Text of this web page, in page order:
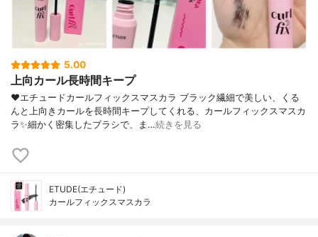
5.00
上向カール長時間キープ
❤︎エチュードカールフィックスマスカラ ブラック繊細で美しい、くる
んと上向きカールを長時間キープしてくれる、カールフィックスマスカ
ラ✨細かく密集したブラシで、ま…続きを見る
ETUDE(エチュード)
カールフィックスマスカラ